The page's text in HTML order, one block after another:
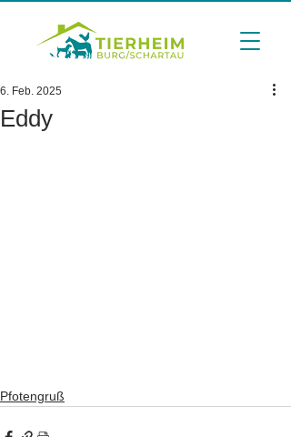
Eddy
6. Feb. 2025
Pfotengruß